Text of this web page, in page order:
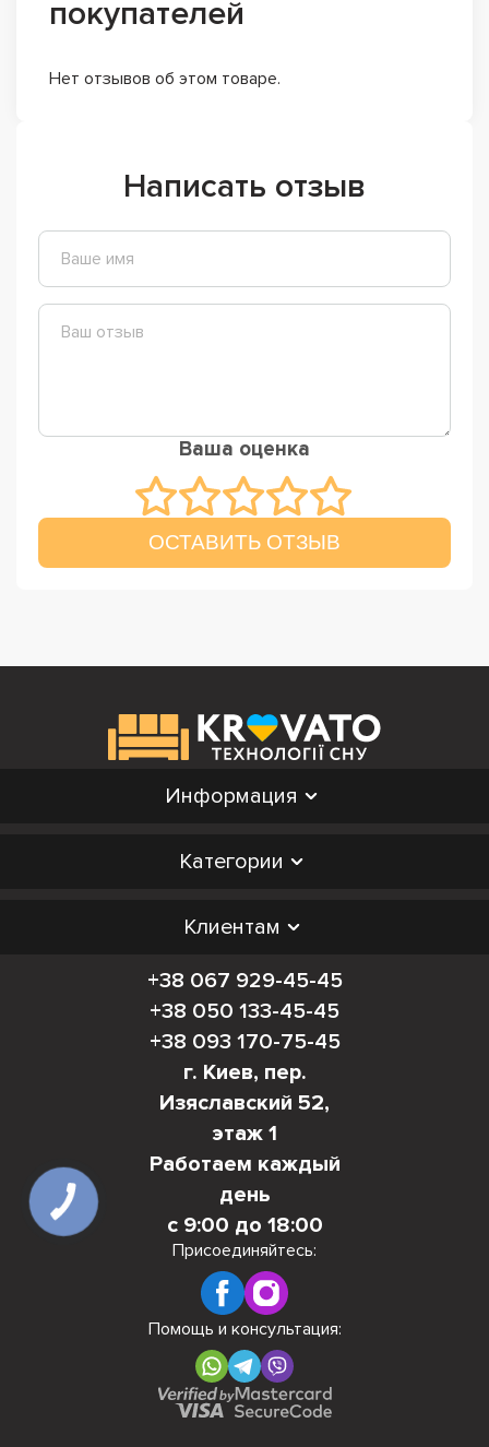
покупателей
Нет отзывов об этом товаре.
Написать отзыв
Ваша оценка
ОСТАВИТЬ ОТЗЫВ
Информация
Категории
Клиентам
+38 067 929-45-45
+38 050 133-45-45
+38 093 170-75-45
г. Киев, пер.
Изяславский 52,
этаж 1
Работаем каждый
день
с 9:00 до 18:00
Присоединяйтесь:
Помощь и консультация:
КНОПКА
СВЯЗИ